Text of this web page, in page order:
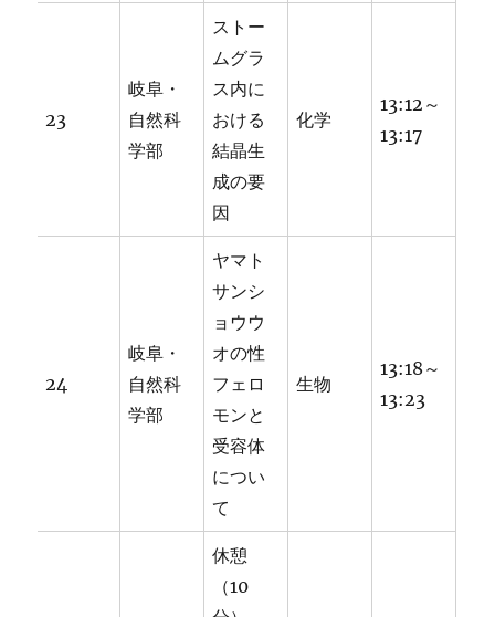
23
岐阜・
自然科
学部
ストー
ムグラ
ス内に
おける
結晶生
成の要
因
化学
13:12～
13:17
24
岐阜・
自然科
学部
ヤマト
サンシ
ョウウ
オの性
フェロ
モンと
受容体
につい
て
生物
13:18～
13:23
休憩
（10